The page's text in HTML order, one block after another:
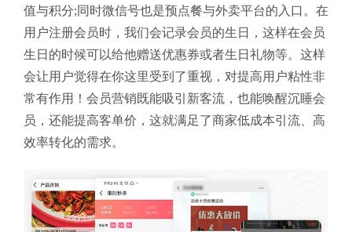
值与积分;同时微信号也是预点餐与外卖平台的入口。在
用户注册会员时，我们会记录会员的生日，这样在会员
生日的时候可以给他赠送优惠券或者生日礼物等。这样
会让用户觉得在你这里受到了重视，对提高用户粘性非
常有作用！ 会员营销既能吸引新客流，也能唤醒沉睡会
员，还能提高客单价，这就满足了商家低成本引流、高
效率转化的需求。